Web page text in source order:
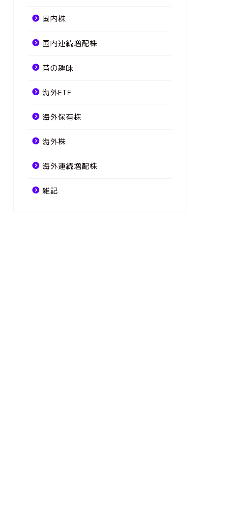
国内株
国内連続増配株
昔の趣味
海外ETF
海外保有株
海外株
海外連続増配株
雑記